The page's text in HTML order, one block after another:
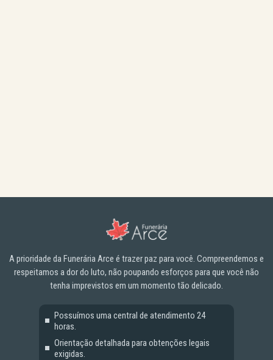
A prioridade da Funerária Arce é trazer paz para você. Compreendemos e
respeitamos a dor do luto, não poupando esforços para que você não
tenha imprevistos em um momento tão delicado.
Possuímos uma central de atendimento 24
horas.
Orientação detalhada para obtenções legais
exigidas.